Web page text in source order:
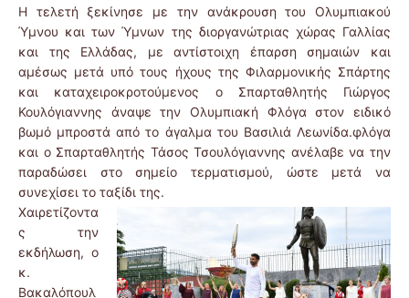
Η τελετή ξεκίνησε με την ανάκρουση του Ολυμπιακού
Ύμνου και των Ύμνων της διοργανώτριας χώρας Γαλλίας
και της Ελλάδας, με αντίστοιχη έπαρση σημαιών και
αμέσως μετά υπό τους ήχους της Φιλαρμονικής Σπάρτης
και καταχειροκροτούμενος ο Σπαρταθλητής Γιώργος
Κουλόγιαννης άναψε την Ολυμπιακή Φλόγα στον ειδικό
βωμό μπροστά από το άγαλμα του Βασιλιά Λεωνίδα.φλόγα
και ο Σπαρταθλητής Τάσος Τσουλόγιαννης ανέλαβε να την
παραδώσει στο σημείο τερματισμού, ώστε μετά να
συνεχίσει το ταξίδι της.
Χαιρετίζοντα
ς την
εκδήλωση, ο
κ.
Βακαλόπουλ